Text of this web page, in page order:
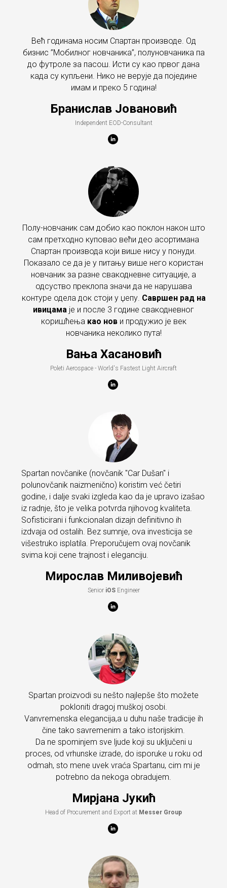
Већ годинама носим Спартан производе. Од
бизнис ”Мобилног новчаника”, полуновчаника па
до футроле за пасош. Исти су као првог дана
када су купљени. Нико не верује да поједине
имам и преко 5 година!
Бранислав Јовановић
Independent EOD-Consultant
Полу-новчаник сам добио као поклон након што
сам претходно куповао већи део асортимана
Спартан производа који више нису у понуди.
Показало се да је у питању више него користан
новчаник за разне свакодневне ситуације, а
одсуство преклопа значи да не нарушава
контуре одела док стоји у џепу. Савршен рад на
ивицама је и после 3 године свакодневног
коришћења као нов и продужио је век
новчаника неколико пута!
Вања Хасановић
Poleti Aerospace - World's Fastest Light Aircraft
Spartan novčanike (novčanik "Car Dušan" i
polunovčanik naizmenično) koristim već četiri
godine, i dalje svaki izgleda kao da je upravo izašao
iz radnje, što je velika potvrda njihovog kvaliteta.
Sofisticirani i funkcionalan dizajn definitivno ih
izdvaja od ostalih. Bez sumnje, ova investicija se
višestruko isplatila. Preporučujem ovaj novčanik
svima koji cene trajnost i eleganciju.
Мирослав Миливојевић
Senior iOSEngineer
Spartan proizvodi su nešto najlepše što možete
pokloniti dragoj muškoj osobi.
Vanvremenska elegancija,a u duhu naše tradicije ih
čine tako savremenim a tako istorijskim.
Da ne spominjem sve ljude koji su uključeni u
proces, od vrhunske izrade, do isporuke u roku od
odmah, sto mene uvek vraća Spartanu, cim mi je
potrebno da nekoga obradujem.
Мирјана Јукић
Head of Procurement and Export at Messer Group